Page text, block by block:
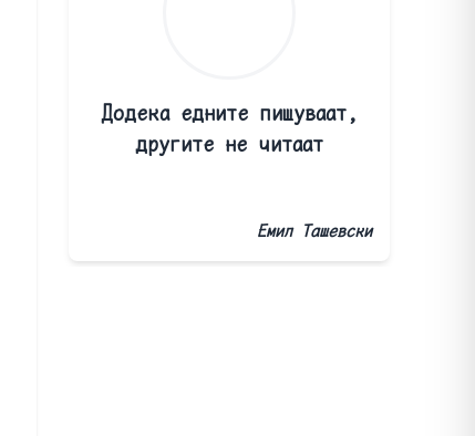
Додека едните пишуваат,
другите не читаат
Емил Ташевски